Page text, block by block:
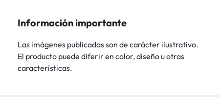
Información importante
Las imágenes publicadas son de carácter ilustrativo.
El producto puede diferir en color, diseño u otras
características.